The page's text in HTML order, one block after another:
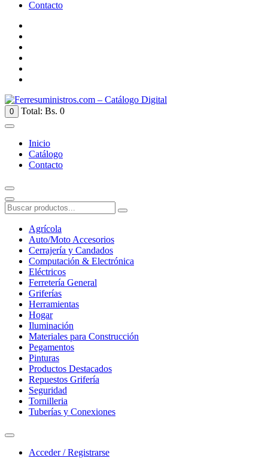
Contacto
0 Total: Bs. 0
Inicio
Catálogo
Contacto
Agrícola
Auto/Moto Accesorios
Cerrajería y Candados
Computación & Electrónica
Eléctricos
Ferretería General
Griferías
Herramientas
Hogar
Iluminación
Materiales para Construcción
Pegamentos
Pinturas
Productos Destacados
Repuestos Grifería
Seguridad
Tornilleria
Tuberías y Conexiones
Acceder / Registrarse